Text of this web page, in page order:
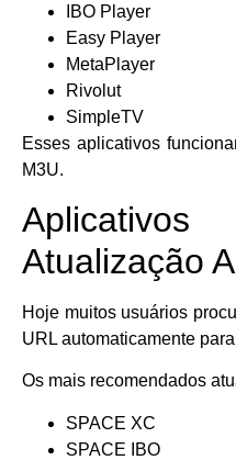
IBO Player
Easy Player
MetaPlayer
Rivolut
SimpleTV
Esses aplicativos
M3U.
Atualização
Hoje muitos usuários
URL automaticamente
Os mais recomendados
SPACE XC
SPACE IBO